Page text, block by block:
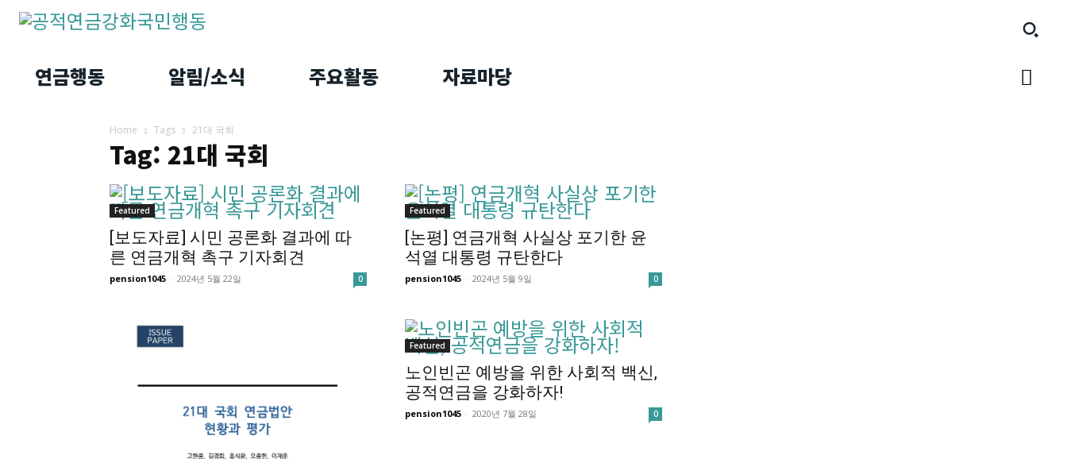
연금행동 알림/소식 주요활동 자료마당
Home Tags 21대 국회
Tag: 21대 국회
Featured
[보도자료] 시민 공론화 결과에 따
른 연금개혁 촉구 기자회견
pension1045 - 2024년 5월 22일 0
Featured
[논평] 연금개혁 사실상 포기한 윤
석열 대통령 규탄한다
pension1045 - 2024년 5월 9일 0
Featured
노인빈곤 예방을 위한 사회적 백신,
공적연금을 강화하자!
pension1045 - 2020년 7월 28일 0